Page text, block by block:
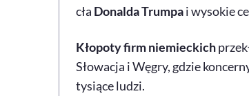
cła Donalda Trumpai wysokie
Kłopoty firm niemieckich
Słowacja i Węgry, gdzie
tysiące ludzi.